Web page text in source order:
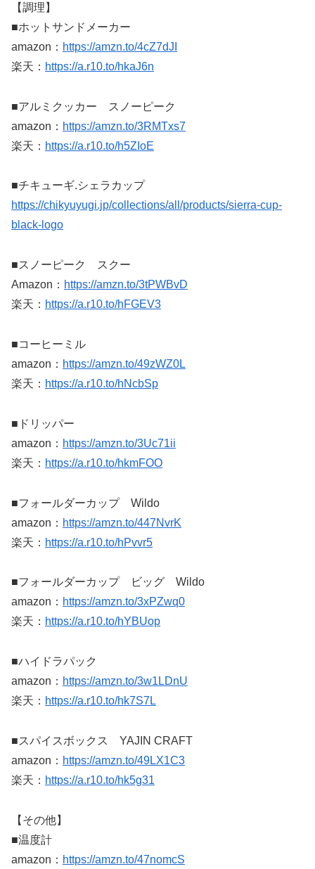
【調理】
■ホットサンドメーカー
amazon： https://amzn.to/4cZ7dJI
楽天： https://a.r10.to/hkaJ6n
■アルミクッカー スノーピーク
amazon： https://amzn.to/3RMTxs7
楽天： https://a.r10.to/h5ZIoE
■チキューギ.シェラカップ
https://chikyuyugi.jp/collections/all/products/sierra-cup-
black-logo
■スノーピーク スクー
Amazon： https://amzn.to/3tPWBvD
楽天： https://a.r10.to/hFGEV3
■コーヒーミル
amazon： https://amzn.to/49zWZ0L
楽天： https://a.r10.to/hNcbSp
■ドリッパー
amazon： https://amzn.to/3Uc71ii
楽天： https://a.r10.to/hkmFOO
■フォールダーカップ Wildo
amazon： https://amzn.to/447NvrK
楽天： https://a.r10.to/hPvvr5
■フォールダーカップ ビッグ Wildo
amazon： https://amzn.to/3xPZwq0
楽天： https://a.r10.to/hYBUop
■ハイドラパック
amazon： https://amzn.to/3w1LDnU
楽天： https://a.r10.to/hk7S7L
■スパイスボックス YAJIN CRAFT
amazon： https://amzn.to/49LX1C3
楽天： https://a.r10.to/hk5g31
【その他】
■温度計
amazon： https://amzn.to/47nomcS